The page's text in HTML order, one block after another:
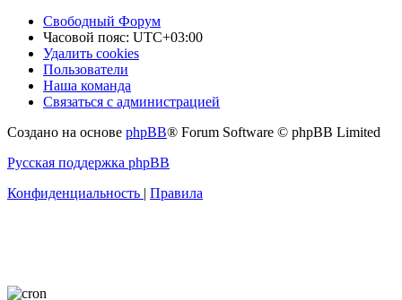
Свободный Форум
Часовой пояс: UTC+03:00
Удалить cookies
Пользователи
Наша команда
Связаться с администрацией
Создано на основе phpBB® Forum Software © phpBB Limited
Русская поддержка phpBB
Конфиденциальность | Правила